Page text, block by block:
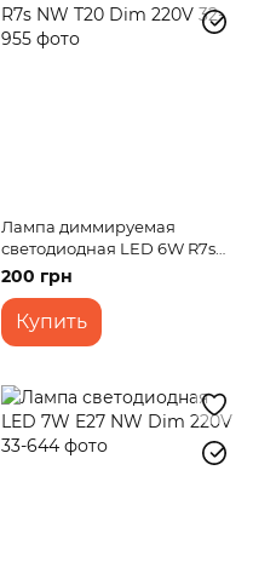
Лампа диммируемая
светодиодная LED 6W R7s
NW T20 Dim 220V
200 грн
Купить